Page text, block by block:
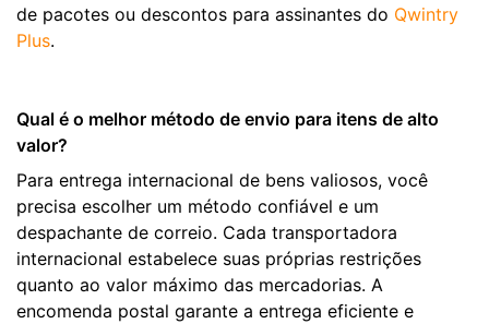
de pacotes ou descontos para assinantes do Qwintry
Plus.
Qual é o melhor método de envio para itens de alto
valor?
Para entrega internacional de bens valiosos, você
precisa escolher um método confiável e um
despachante de correio. Cada transportadora
internacional estabelece suas próprias restrições
quanto ao valor máximo das mercadorias. A
encomenda postal garante a entrega eficiente e